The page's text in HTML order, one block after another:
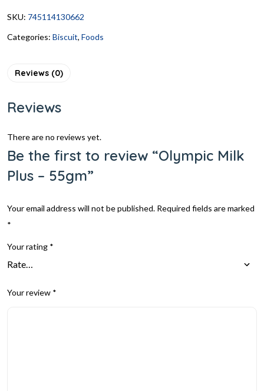
SKU: 745114130662
Categories: Biscuit, Foods
Reviews (0)
Reviews
There are no reviews yet.
Be the first to review “Olympic Milk
Plus – 55gm”
Your email address will not be published. Required fields are marked
*
Your rating *
Your review *